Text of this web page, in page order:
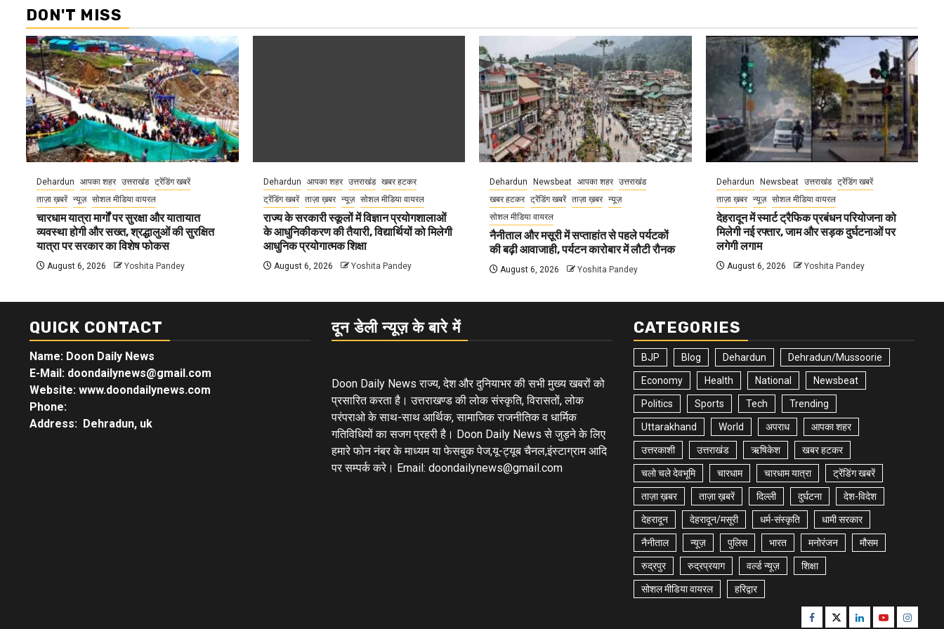
DON'T MISS
Dehardun आपका शहर उत्तराखंड ट्रेंडिंग खबरें
ताज़ा ख़बरें न्यूज़ सोशल मीडिया वायरल
चारधाम यात्रा मार्गों पर सुरक्षा और यातायात
व्यवस्था होगी और सख्त, श्रद्धालुओं की सुरक्षित
यात्रा पर सरकार का विशेष फोकस
August 6, 2026 Yoshita Pandey
Dehardun आपका शहर उत्तराखंड
खबर हटकर
ट्रेंडिंग खबरें
ताज़ा ख़बर न्यूज़ सोशल मीडिया वायरल
राज्य के सरकारी स्कूलों में विज्ञान प्रयोगशालाओं
के आधुनिकीकरण की तैयारी, विद्यार्थियों को मिलेगी
आधुनिक प्रयोगात्मक शिक्षा
August 6, 2026 Yoshita Pandey
Dehardun Newsbeat आपका शहर उत्तराखंड
खबर हटकर ट्रेंडिंग खबरें ताज़ा ख़बर न्यूज़
सोशल मीडिया वायरल
नैनीताल और मसूरी में सप्ताहांत से पहले पर्यटकों
की बढ़ी आवाजाही, पर्यटन कारोबार में लौटी रौनक
August 6, 2026 Yoshita Pandey
Dehardun Newsbeat उत्तराखंड
ट्रेंडिंग खबरें
ताज़ा ख़बर
न्यूज़ सोशल मीडिया वायरल
देहरादून में स्मार्ट ट्रैफिक प्रबंधन परियोजना को
मिलेगी नई रफ्तार, जाम और सड़क दुर्घटनाओं पर
लगेगी लगाम
August 6, 2026 Yoshita Pandey
QUICK CONTACT
Name: Doon Daily News
E-Mail: doondailynews@gmail.com
Website: www.doondailynews.com
Phone:
Address: Dehradun, uk
दून डेली न्यूज़ के बारे में
Doon Daily News राज्य, देश और दुनियाभर की सभी मुख्य खबरों को
प्रसारित करता है। उत्तराखण्ड की लोक संस्कृति, विरासतों, लोक
परंपराओ के साथ-साथ आर्थिक, सामाजिक राजनीतिक व धार्मिक
गतिविधियों का सजग प्रहरी है। Doon Daily News से जुड़ने के लिए
हमारे फोन नंबर के माध्यम या फेसबुक पेज,यू-ट्यूब चैनल,इंस्टाग्राम आदि
पर सम्पर्क करे। Email: doondailynews@gmail.com
CATEGORIES
BJP Blog Dehardun Dehradun/Mussoorie
Economy Health National Newsbeat
Politics Sports Tech Trending
Uttarakhand World अपराध आपका शहर
उत्तरकाशी उत्तराखंड ऋषिकेश खबर हटकर
चलो चले देवभूमि चारधाम चारधाम यात्रा ट्रेंडिंग खबरें
ताज़ा ख़बर ताज़ा ख़बरें दिल्ली दुर्घटना देश-विदेश
देहरादून देहरादून/मसूरी धर्म-संस्कृति धामी सरकार
नैनीताल न्यूज़ पुलिस भारत मनोरंजन मौसम
रुद्रपुर रुद्रप्रयाग वर्ल्ड न्यूज़ शिक्षा
सोशल मीडिया वायरल हरिद्वार
Facebook
TwitterLinkedinYoutube